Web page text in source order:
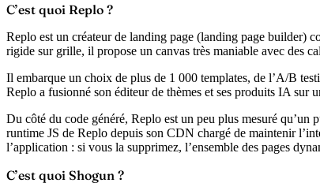
C’est quoi Replo ?
Replo est un créateur de landing page (landing page builder)
rigide sur grille, il propose un canvas très maniable avec des
Il embarque un choix de plus de 1 000 templates, de l’A/B
Replo a fusionné son éditeur de thèmes et ses produits IA sur
Du côté du code généré, Replo est un peu plus mesuré
runtime JS de Replo depuis son CDN chargé de maintenir
l’application : si vous la supprimez, l’ensemble des pages
C’est quoi Shogun ?